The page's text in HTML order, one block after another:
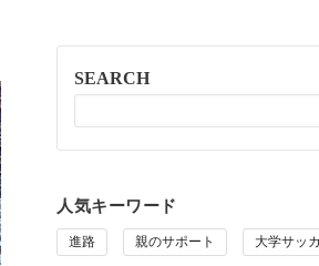
SEARCH
人気キーワード
進路 親のサポート 大学サッ